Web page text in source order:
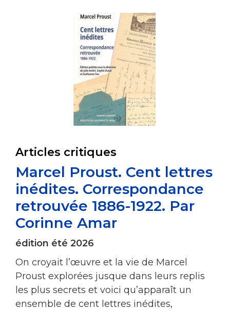
Articles critiques
Marcel Proust. Cent lettres
inédites. Correspondance
retrouvée 1886-1922. Par
Corinne Amar
édition été 2026
On croyait l’œuvre et la vie de Marcel
Proust explorées jusque dans leurs replis
les plus secrets et voici qu’apparaît un
ensemble de cent lettres inédites,